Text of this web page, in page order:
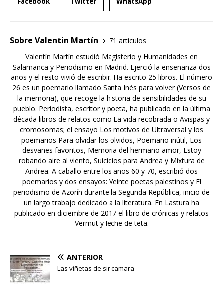
Sobre Valentin Martín
71 artículos
Valentín Martín estudió Magisterio y Humanidades en
Salamanca y Periodismo en Madrid. Ejerció la enseñanza dos
años y el resto vivió de escribir. Ha escrito 25 libros. El número
26 es un poemario llamado Santa Inés para volver (Versos de
la memoria), que recoge la historia de sensibilidades de su
pueblo. Periodista, escritor y poeta, ha publicado en la última
década libros de relatos como La vida recobrada o Avispas y
cromosomas; el ensayo Los motivos de Ultraversal y los
poemarios Para olvidar los olvidos, Poemario inútil, Los
desvanes favoritos, Memoria del hermano amor, Estoy
robando aire al viento, Suicidios para Andrea y Mixtura de
Andrea. A caballo entre los años 60 y 70, escribió dos
poemarios y dos ensayos: Veinte poetas palestinos y El
periodismo de Azorín durante la Segunda República, inicio de
un largo trabajo dedicado a la literatura. En Lastura ha
publicado en diciembre de 2017 el libro de crónicas y relatos
Vermut y leche de teta.
ANTERIOR
Las viñetas de sir camara